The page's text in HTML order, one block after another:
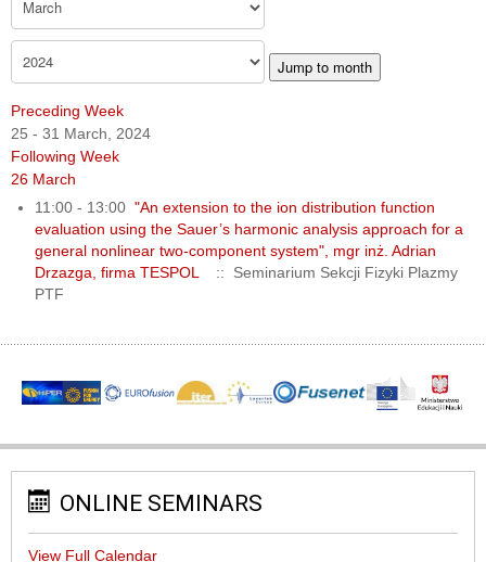
Jump to month
Preceding Week
25 - 31 March, 2024
Following Week
26 March
11:00 - 13:00"An extension to the ion distribution function
evaluation using the Sauer’s harmonic analysis approach for a
general nonlinear two-component system", mgr inż. Adrian
Drzazga, firma TESPOL
:: Seminarium Sekcji Fizyki Plazmy
PTF
ONLINE SEMINARS
View Full Calendar